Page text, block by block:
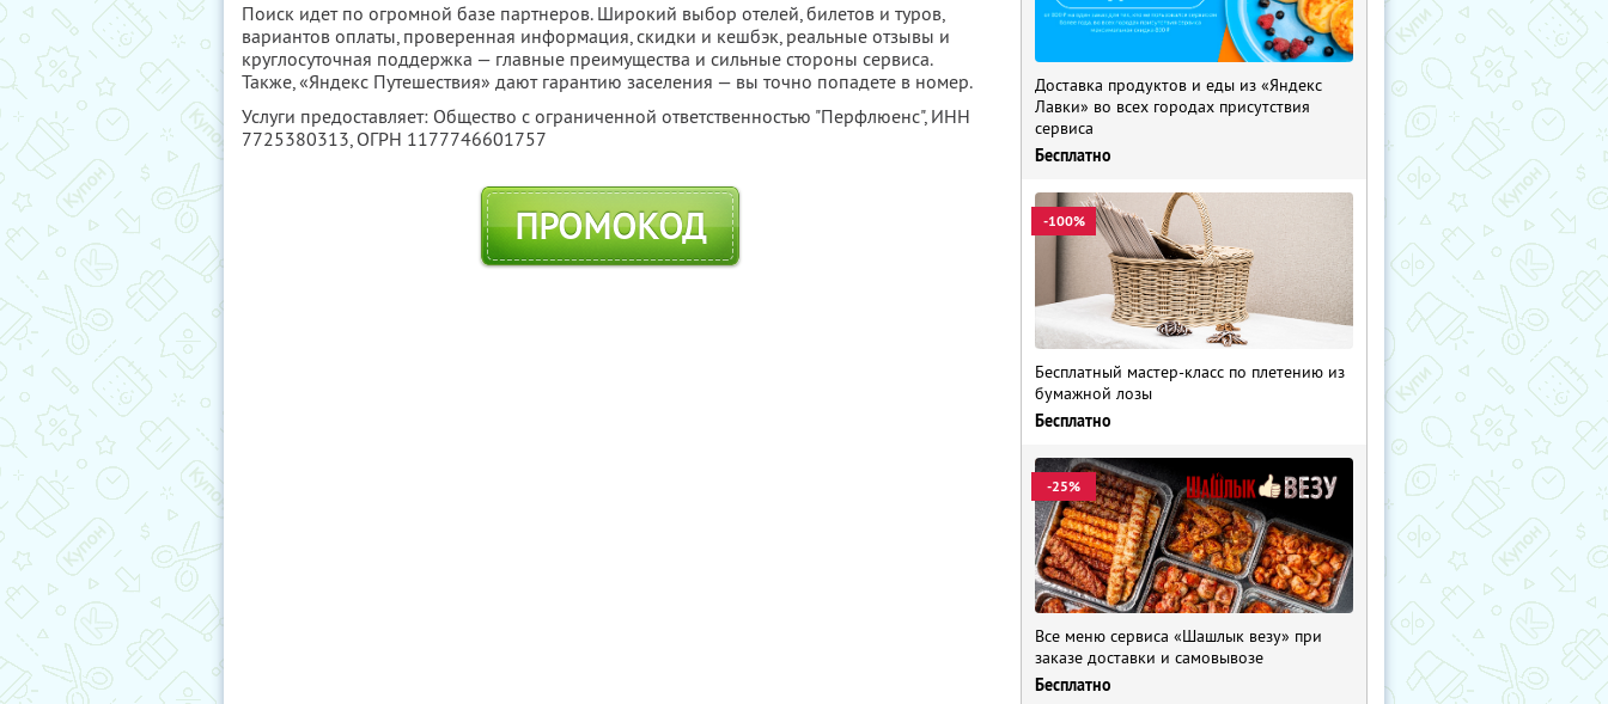
Поиск идет по огромной базе партнеров. Широкий выбор отелей, билетов и туров,
вариантов оплаты, проверенная информация, скидки и кешбэк, реальные отзывы и
круглосуточная поддержка — главные преимущества и сильные стороны сервиса.
Также, «Яндекс Путешествия» дают гарантию заселения — вы точно попадете в номер.
Услуги предоставляет: Общество с ограниченной ответственностью "Перфлюенс", ИНН
7725380313, ОГРН 1177746601757
ПРОМОКОД
Доставка продуктов и еды из «Яндекс
Лавки» во всех городах присутствия
сервиса
Бесплатно
-100%
Бесплатный мастер-класс по плетению из
бумажной лозы
Бесплатно
-25%
Все меню сервиса «Шашлык везу» при
заказе доставки и самовывозе
Бесплатно